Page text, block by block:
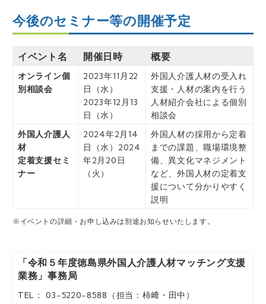
今後のセミナー等の開催予定
イベント名 開催日時 概要
オンライン個
別相談会
2023年11月22
日（水）
2023年12月13
日（水）
外国人介護人材の受入れ
支援・人材の案内を行う
人材紹介会社による個別
相談会
外国人介護人
材
定着支援セミ
ナー
2024年2月14
日（水） 2024
年2月20日
（火）
外国人材の採用から定着
までの課題、職場環境整
備、異文化マネジメント
など、外国人材の定着支
援について分かりやすく
説明
※イベントの詳細・お申し込みは別途お知らせいたします。
「令和５年度徳島県外国人介護人材マッチング支援
業務」事務局
TEL： 03-5220-8588（担当：柿﨑・田中）